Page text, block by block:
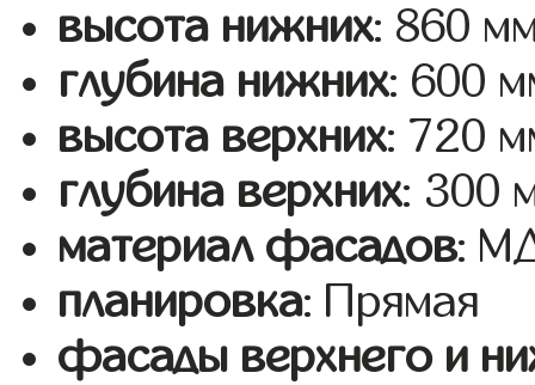
высота нижних: 860
глубина нижних: 600
высота верхних: 720
глубина верхних: 300
материал фасадов:
планировка: Прямая
фасады верхнего и